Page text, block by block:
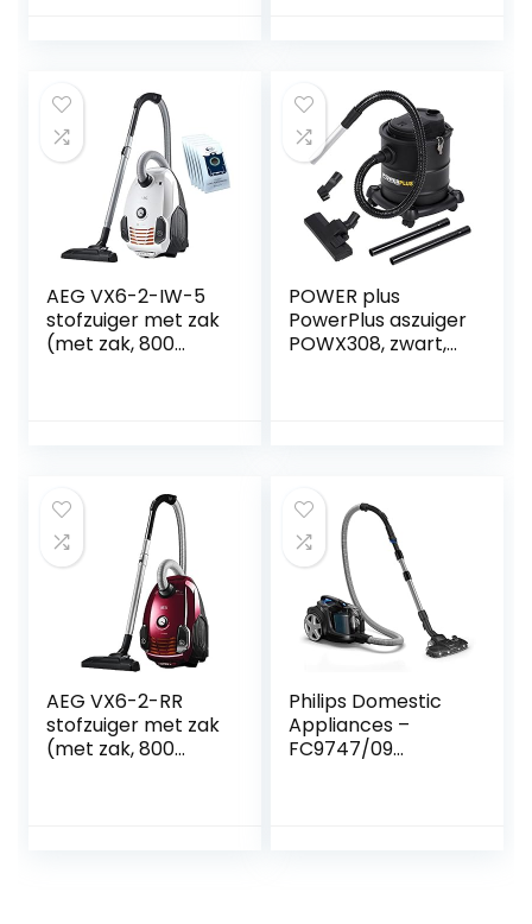
AEG VX6-2-IW-5
stofzuiger met zak
(met zak, 800
wit
POWER plus
PowerPlus aszuiger
POWX308, zwart,
AEG VX6-2-RR
stofzuiger met zak
(met zak, 800
Philips Domestic
Appliances –
FC9747/09